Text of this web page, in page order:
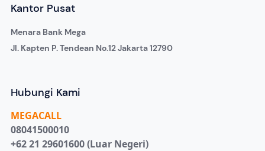
Kantor Pusat
Menara Bank Mega
Jl. Kapten P. Tendean No.12 Jakarta 12790
Hubungi Kami
MEGACALL
08041500010
+62 21 29601600 (Luar Negeri)